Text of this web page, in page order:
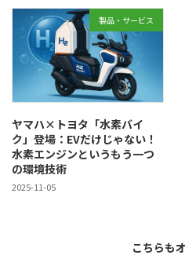
製品・サービス
ヤマハ×トヨタ「水素バイ
ク」登場：EVだけじゃない！
水素エンジンというもう一つ
の環境技術
2025-11-05
こちらも